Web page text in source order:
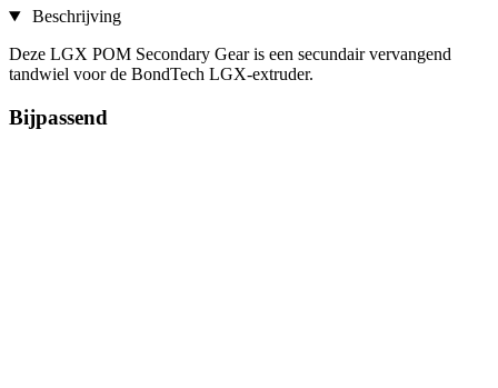
Beschrijving
Deze LGX POM Secondary Gear is een secundair vervangend
tandwiel voor de BondTech LGX-extruder.
Bijpassend